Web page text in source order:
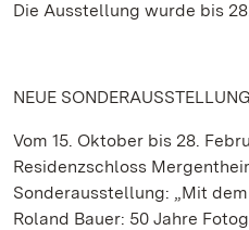
Die Ausstellung wurde bis
NEUE
Vom 15. Oktober bis 28.
Residenzschloss
Sonderausstellung: „Mit
Roland Bauer: 50 Jahre